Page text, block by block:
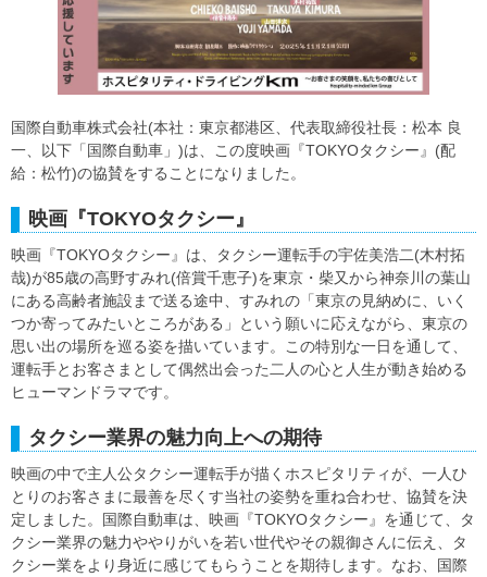
国際自動車株式会社(本社：東京都港区、代表取締役社長：松本 良
一、以下「国際自動車」)は、この度映画『TOKYOタクシー』(配
給：松竹)の協賛をすることになりました。
映画『TOKYOタクシー』
映画『TOKYOタクシー』は、タクシー運転手の宇佐美浩二(木村拓
哉)が85歳の高野すみれ(倍賞千恵子)を東京・柴又から神奈川の葉山
にある高齢者施設まで送る途中、すみれの「東京の見納めに、いく
つか寄ってみたいところがある」という願いに応えながら、東京の
思い出の場所を巡る姿を描いています。この特別な一日を通して、
運転手とお客さまとして偶然出会った二人の心と人生が動き始める
ヒューマンドラマです。
タクシー業界の魅力向上への期待
映画の中で主人公タクシー運転手が描くホスピタリティが、一人ひ
とりのお客さまに最善を尽くす当社の姿勢を重ね合わせ、協賛を決
定しました。国際自動車は、映画『TOKYOタクシー』を通じて、タ
クシー業界の魅力ややりがいを若い世代やその親御さんに伝え、タ
クシー業をより身近に感じてもらうことを期待します。なお、国際